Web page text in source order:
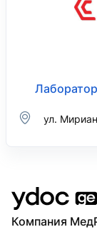
ул.
Компания